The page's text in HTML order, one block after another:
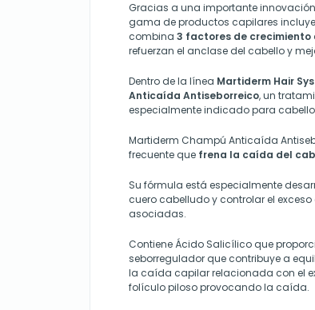
Gracias a una importante
gama de productos capilares
combina 3 factores de crecimiento
refuerzan el anclase del cabello y
Dentro de la línea Martiderm Hair
Anticaída Antiseborreico, un
especialmente indicado para
Martiderm Champú Anticaída
frecuente que frena la caída del
Su fórmula está especialmente
cuero cabelludo y controlar el
asociadas.
Contiene Ácido Salicílico que
seborregulador que contribuye a
la caída capilar relacionada con el
folículo piloso provocando la caída.